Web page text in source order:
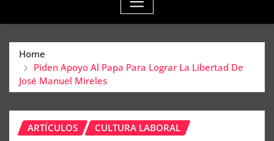
Home
Piden Apoyo Al Papa Para Lograr La Libertad De
José Manuel Mireles
ARTÍCULOS CULTURA LABORAL